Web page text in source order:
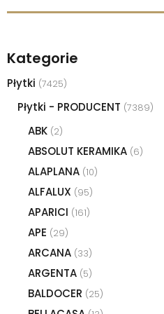
Kategorie
Płytki (7425)
Płytki - PRODUCENT (7389)
ABK (2)
ABSOLUT KERAMIKA (6)
ALAPLANA (10)
ALFALUX (95)
APARICI (161)
APE (29)
ARCANA (33)
ARGENTA (5)
BALDOCER (25)